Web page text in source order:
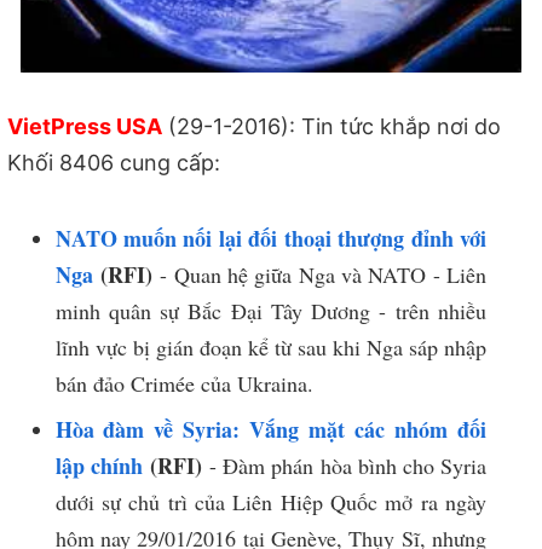
VietPress USA (29-1-2016): Tin tức khắp nơi do
Khối 8406 cung cấp:
NATO muốn nối lại đối thoại thượng đỉnh với
Nga(RFI) - Quan hệ giữa Nga và NATO - Liên
minh quân sự Bắc Đại Tây Dương - trên nhiều
lĩnh vực bị gián đoạn kể từ sau khi Nga sáp nhập
bán đảo Crimée của Ukraina.
Hòa đàm về Syria: Vắng mặt các nhóm đối
lập chính(RFI) - Đàm phán hòa bình cho Syria
dưới sự chủ trì của Liên Hiệp Quốc mở ra ngày
hôm nay 29/01/2016 tại Genève, Thụy Sĩ, nhưng